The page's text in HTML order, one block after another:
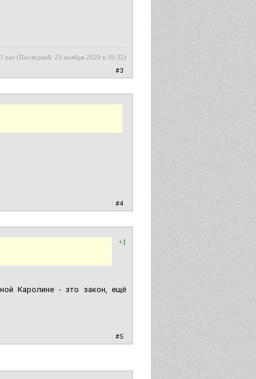
1 раз (Последний: 25 ноября 2020 в 16:32)
#3
#4
+1
Каролине - зто закон, ещё
#5